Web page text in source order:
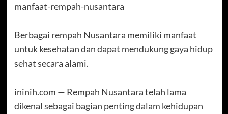
manfaat-rempah-nusantara
Berbagai rempah Nusantara memiliki manfaat
untuk kesehatan dan dapat mendukung gaya hidup
sehat secara alami.
ininih.com — Rempah Nusantara telah lama
dikenal sebagai bagian penting dalam kehidupan